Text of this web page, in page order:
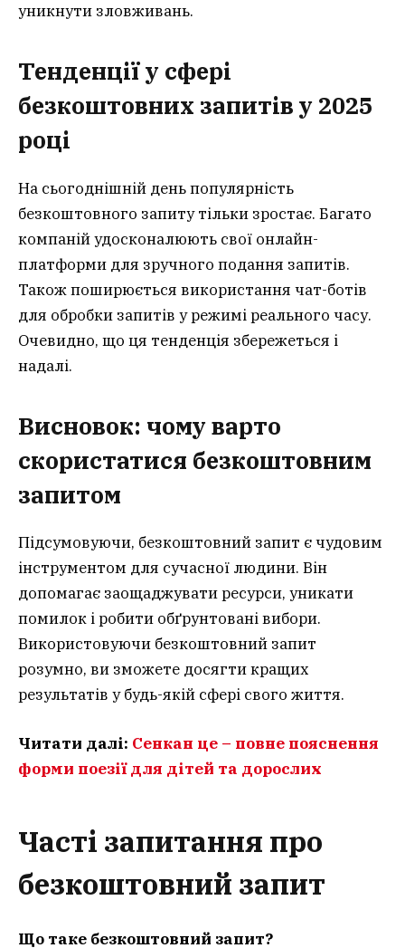
уникнути зловживань.
Тенденції у сфері
безкоштовних запитів у 2025
році
На сьогоднішній день популярність
безкоштовного запиту тільки зростає. Багато
компаній удосконалюють свої онлайн-
платформи для зручного подання запитів.
Також поширюється використання чат-ботів
для обробки запитів у режимі реального часу.
Очевидно, що ця тенденція збережеться і
надалі.
Висновок: чому варто
скористатися безкоштовним
запитом
Підсумовуючи, безкоштовний запит є чудовим
інструментом для сучасної людини. Він
допомагає заощаджувати ресурси, уникати
помилок і робити обґрунтовані вибори.
Використовуючи безкоштовний запит
розумно, ви зможете досягти кращих
результатів у будь-якій сфері свого життя.
Читати далі: Сенкан це – повне пояснення
форми поезії для дітей та дорослих
Часті запитання про
безкоштовний запит
Що таке безкоштовний запит?